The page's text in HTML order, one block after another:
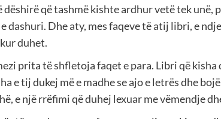
që tashmë kishte ardhur vetë tek unë,
dashuri. Dhe aty, mes faqeve të atij libri, e
duhet.
prita të shfletoja faqet e para. Libri që kisha
e tij dukej më e madhe se ajo e letrës dhe
e një rrëfimi që duhej lexuar me vëmendje